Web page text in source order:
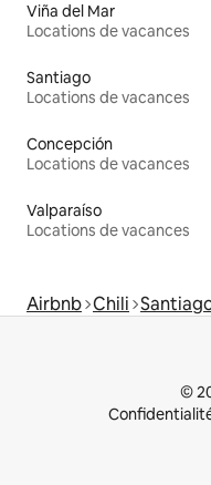
Viña del Mar
Locations de vacances
Santiago
Locations de vacances
Concepción
Locations de vacances
Valparaíso
Locations de vacances
Airbnb Chili
©